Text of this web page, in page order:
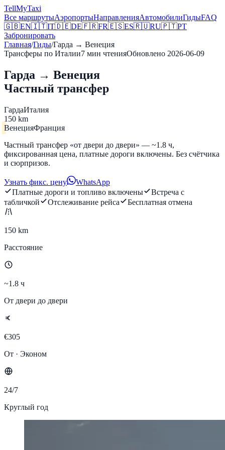
TellMyTaxi
Все маршрутыАэропортыНаправленияАвтомобилиГидыFAQ
🇬🇧EN🇮🇹IT🇩🇪DE🇫🇷FR🇪🇸ES🇷🇺RU🇵🇹PT
Забронировать
Главная/Гиды/Гарда → Венеция
Трансферы по Италии7 мин чтенияОбновлено 2026-06-09
Гарда → Венеция
Частный трансфер
ГардаИталия
150 km
ВенецияФранция
Частный трансфер «от двери до двери» — ~1.8 ч,
фиксированная цена, платные дороги включены. Без счётчика
и сюрпризов.
Узнать фикс. цену
WhatsApp
Платные дороги и топливо включены
Встреча с
табличкой
Отслеживание рейса Бесплатная отмена
150 km
Расстояние
~1.8 ч
От двери до двери
€305
От · Эконом
24/7
Круглый год